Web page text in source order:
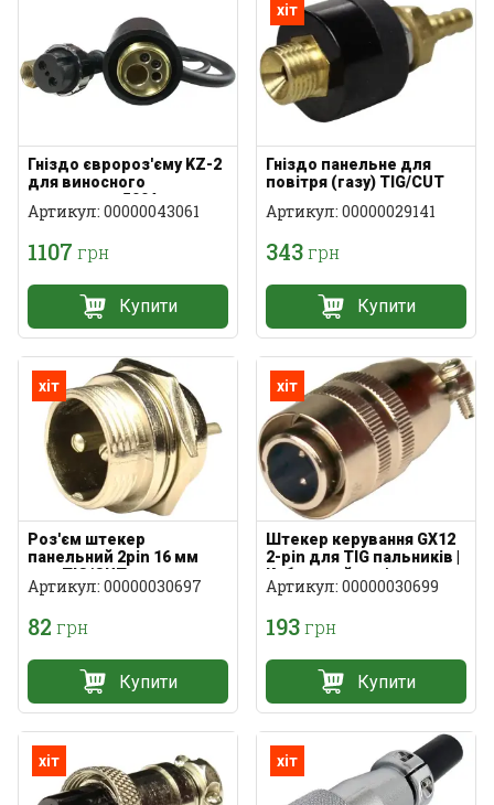
Гніздо євророз'єму KZ-2
для виносного
подаючого 500А
Артикул: 00000043061
1107 грн
Купити
хіт
Гніздо панельне для
повітря (газу) TIG/CUT
Артикул: 00000029141
343грн
Купити
хіт
Роз'єм штекер
панельний 2pin 16 мм
для TIG/CUT
Артикул: 00000030697
82 грн
Купити
хіт
Штекер керування GX12
2-pin для TIG пальників |
Кабельний роз'єм
Артикул: 00000030699
193грн
Купити
хіт хіт